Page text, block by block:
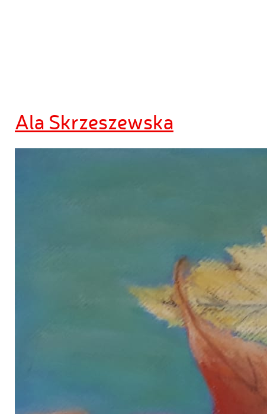
Ala Skrzeszewska